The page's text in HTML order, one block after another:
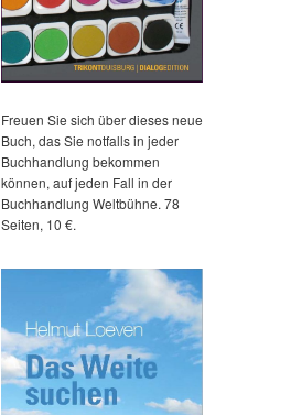
Freuen Sie sich über dieses neue
Buch, das Sie notfalls in jeder
Buchhandlung bekommen
können, auf jeden Fall in der
Buchhandlung Weltbühne. 78
Seiten, 10 €.